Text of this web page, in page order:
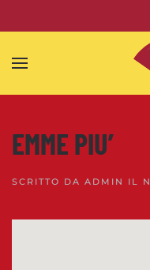
Skip to main content
EMME PIU’
SCRITTO DA ADMIN IL